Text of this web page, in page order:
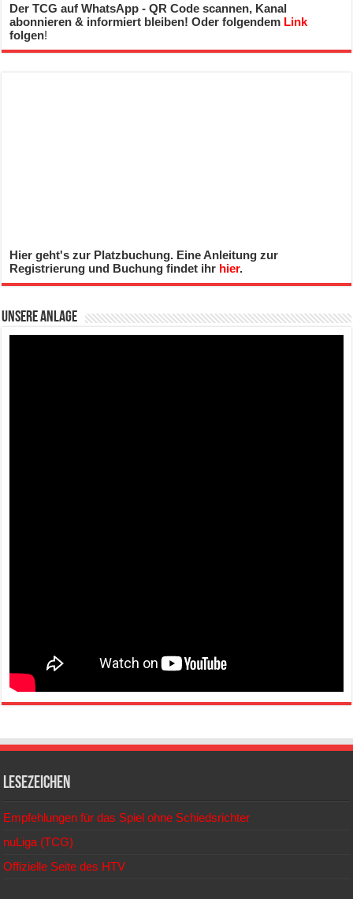
Der TCG auf WhatsApp - QR Code scannen, Kanal
abonnieren & informiert bleiben! Oder folgendem Link
folgen!
Hier geht's zur Platzbuchung. Eine Anleitung zur
Registrierung und Buchung findet ihr hier.
Unsere Anlage
Lesezeichen
Empfehlungen für das Spiel ohne Schiedsrichter
nuLiga (TCG)
Offizielle Seite des HTV